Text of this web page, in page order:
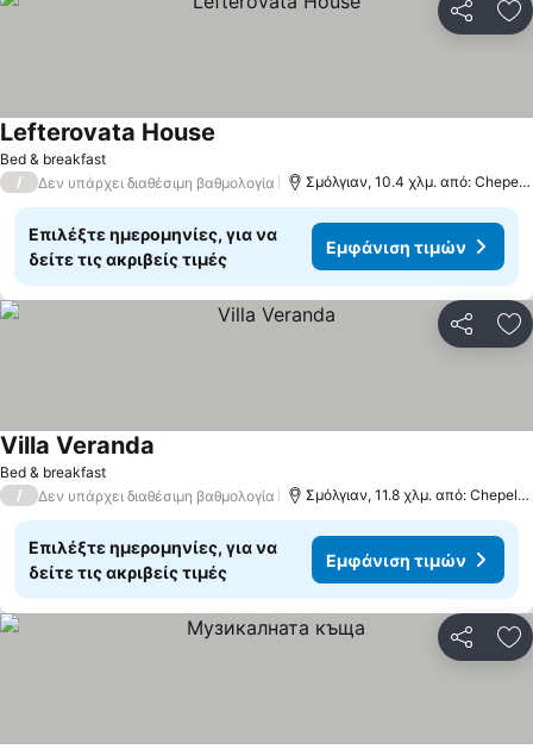
Bed & breakfast
Lefterovata House
/ Δεν υπάρχει διαθέσιμη βαθμολογία Σμόλγιαν, 10.4 χλμ. από:
Επιλέξτε ημερομηνίες, για να
δείτε τις ακριβείς τιμές
Εμφάνιση τιμών
Bed & breakfast
Villa Veranda
/ Δεν υπάρχει διαθέσιμη βαθμολογία Σμόλγιαν, 11.8 χλμ. από:
Επιλέξτε ημερομηνίες, για να
δείτε τις ακριβείς τιμές
Εμφάνιση τιμών